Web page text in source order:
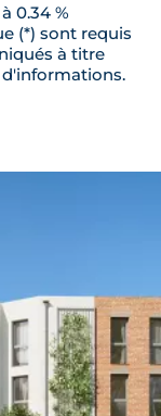
0.34 %
(*) sont requis
à titre